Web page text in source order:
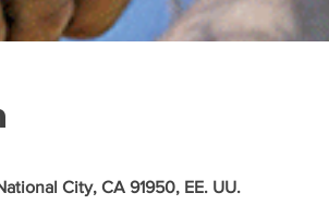
City, CA 91950, EE. UU.